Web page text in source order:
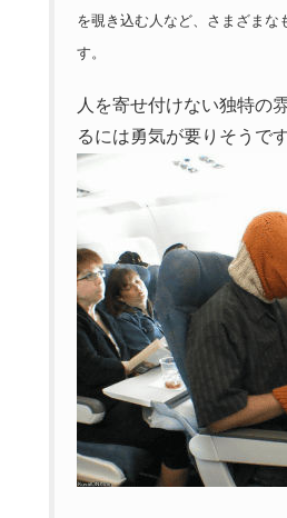
を覗き込む人など、さまざま
す。
人を寄せ付けない独特の
るには勇気が要りそうで